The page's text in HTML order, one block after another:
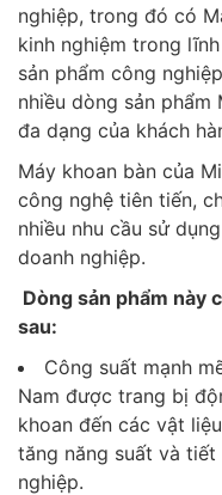
nghiệp, trong đó có
kinh nghiệm trong
sản phẩm công
nhiều dòng sản phẩm
đa dạng của khách
Máy khoan bàn của
công nghệ tiên tiến,
nhiều nhu cầu sử
doanh nghiệp.
Dòng sản phẩm này
sau:
Công suất mạnh
Nam được trang bị
khoan đến các vật
tăng năng suất và
nghiệp.